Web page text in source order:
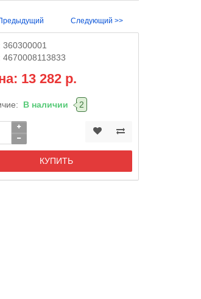
Следующий >>
360300001
4670008113833
13 282 р.
В наличии 2
КУПИТЬ